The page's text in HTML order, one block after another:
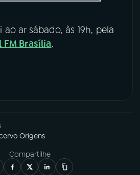
ar sábado, às 19h, pela
Brasília.
Origens
Compartilhe